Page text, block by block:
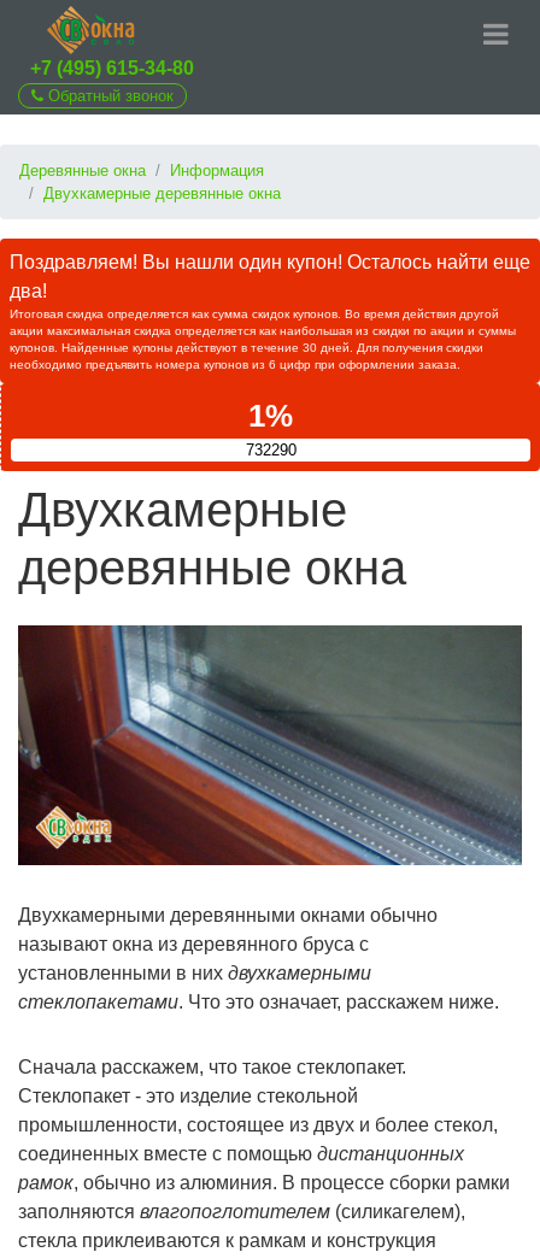
+7 (495) 615-34-80
Обратный звонок
Деревянные окна
Информация
Двухкамерные деревянные окна
Поздравляем! Вы нашли один купон! Осталось найти еще
два!
Итоговая скидка определяется как сумма скидок купонов. Во время действия другой
акции максимальная скидка определяется как наибольшая из скидки по акции и суммы
купонов. Найденные купоны действуют в течение 30 дней. Для получения скидки
необходимо предъявить номера купонов из 6 цифр при оформлении заказа.
1%
732290
Двухкамерные
деревянные окна
Двухкамерными деревянными окнами обычно
называют окна из деревянного бруса с
установленными в них двухкамерными
стеклопакетами. Что это означает, расскажем ниже.
Сначала расскажем, что такое стеклопакет.
Стеклопакет - это изделие стекольной
промышленности, состоящее из двух и более стекол,
соединенных вместе с помощью дистанционных
рамок, обычно из алюминия. В процессе сборки рамки
заполняются влагопоглотителем (силикагелем),
стекла приклеиваются к рамкам и конструкция